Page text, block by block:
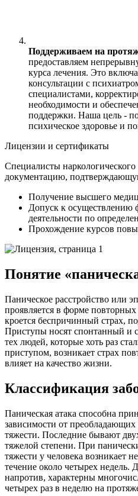
Поддерживаем на
предоставляем
курса лечения. Это
консультации с
специалистами,
необходимости и
поддержки. Наша цель -
психическое здоровье и
Лицензии и сертификаты
Специалисты
документацию,
Получение высшего
Допуск к осуществлению
деятельности по
Прохождение курсов
Понятие
Паническое расстройство или
проявляется в форме
кроется беспричинный страх,
Приступы носят спонтанный и
тех людей, которые хоть раз
приступом, возникает страх
влияет на качество жизни.
Классификация
Паническая атака способна
зависимости от
тяжести. Последние бывают
тяжелой степени. При
тяжести у человека возникает
течение около четырех
напротив, характерны
четырех раз в неделю на